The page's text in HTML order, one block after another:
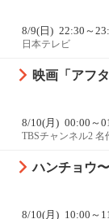
8/9(日) 22:30～
日本テレビ
映画「アフ
8/10(月) 00:00～
TBSチャンネル2 名
ハンチョウ
8/10(月) 10:00～